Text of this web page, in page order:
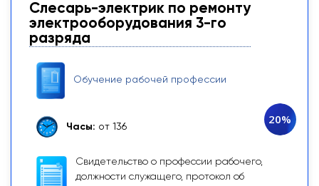
Слесарь-электрик по ремонту
электрооборудования 3-го
разряда
Обучение рабочей профессии
Часы: от 136
Свидетельство о профессии рабочего,
должности служащего, протокол об
20%